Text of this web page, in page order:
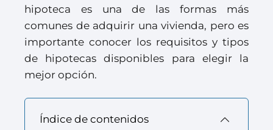
hipoteca es una de las formas más
comunes de adquirir una vivienda, pero es
importante conocer los requisitos y tipos
de hipotecas disponibles para elegir la
mejor opción.
Índice de contenidos